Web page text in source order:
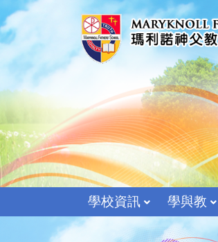
學校資訊 學與教